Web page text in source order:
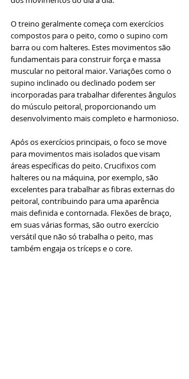
O treino geralmente começa com exercícios
compostos para o peito, como o supino com
barra ou com halteres. Estes movimentos são
fundamentais para construir força e massa
muscular no peitoral maior. Variações como o
supino inclinado ou declinado podem ser
incorporadas para trabalhar diferentes ângulos
do músculo peitoral, proporcionando um
desenvolvimento mais completo e harmonioso.
Após os exercícios principais, o foco se move
para movimentos mais isolados que visam
áreas específicas do peito. Crucifixos com
halteres ou na máquina, por exemplo, são
excelentes para trabalhar as fibras externas do
peitoral, contribuindo para uma aparência
mais definida e contornada. Flexões de braço,
em suas várias formas, são outro exercício
versátil que não só trabalha o peito, mas
também engaja os tríceps e o core.